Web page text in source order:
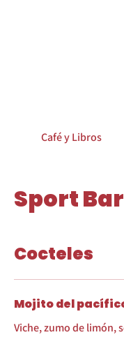
Café y Libros
Sport Bar
Cocteles
Mojito del
Viche, zumo de limón,